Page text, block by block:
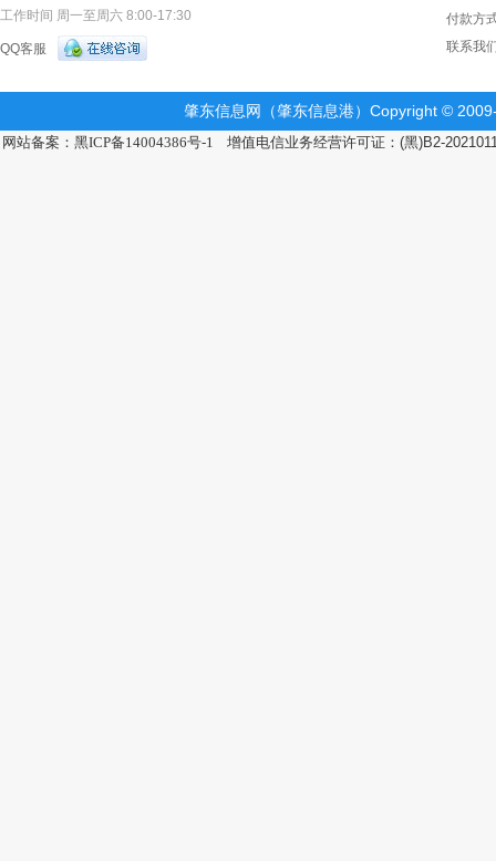
工作时间 周一至周六 8:00-17:30
QQ客服
付款方
联系我
肇东信息网（肇东信息港）Copyright ©
网站备案：黑ICP备14004386号-1 增值电信业务经营许可证：(黑)B2-